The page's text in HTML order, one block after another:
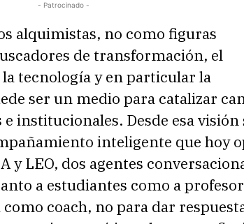
- Patrocinado -
alquimistas, no como figuras
de transformación, el
tecnología y en particular la
ser un medio para catalizar
institucionales. Desde esa visión
inteligente que hoy
y LEO, dos agentes
a estudiantes como a
coach, no para dar